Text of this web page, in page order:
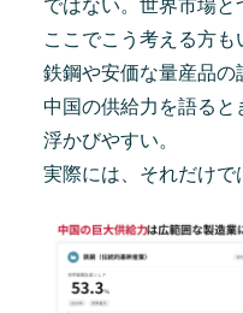
ではない。世界市場と
ここでこう考える方
鉄鋼や安価な量産品の
中国の供給力を語ると
浮かびやすい。
実際には、それだけで